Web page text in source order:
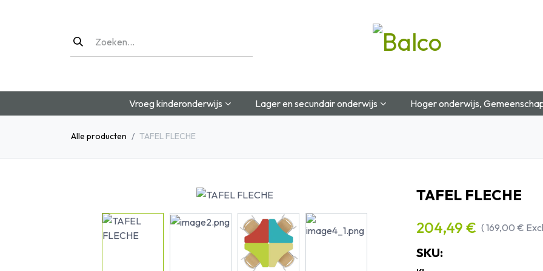
Vroeg kinderonderwijs Lager en secundair onderwijs Hoger onderwijs,
Alle producten TAFEL FLECHE
TAFEL FLECHE
204,49 € (169,00 €
SKU: